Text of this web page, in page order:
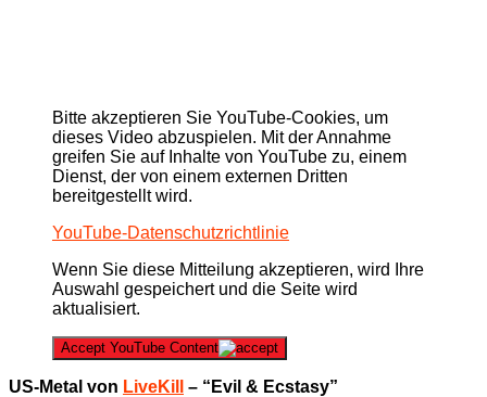
Bitte akzeptieren Sie YouTube-Cookies, um
dieses Video abzuspielen. Mit der Annahme
greifen Sie auf Inhalte von YouTube zu, einem
Dienst, der von einem externen Dritten
bereitgestellt wird.
YouTube-Datenschutzrichtlinie
Wenn Sie diese Mitteilung akzeptieren, wird Ihre
Auswahl gespeichert und die Seite wird
aktualisiert.
Accept YouTube Content
US-Metal von LiveKill
– “Evil & Ecstasy”